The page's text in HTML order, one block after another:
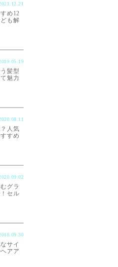
め12
も解
髪型
魅力
人気
すめ
グラ
セル
サイ
アア